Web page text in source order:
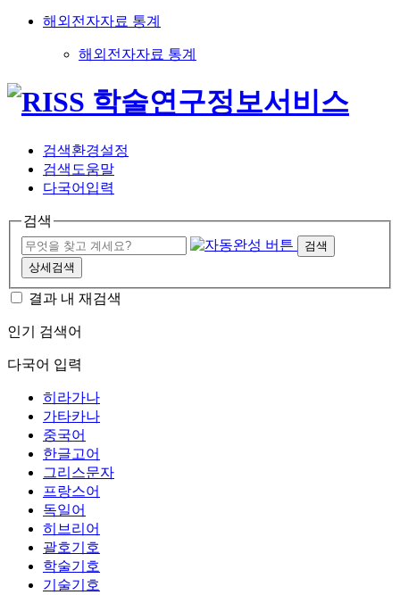
해외전자자료 통계
해외전자자료 통계
검색환경설정
검색도움말
다국어입력
검색
검색
상세검색
결과 내 재검색
인기 검색어
다국어 입력
히라가나
가타카나
중국어
한글고어
그리스문자
프랑스어
독일어
히브리어
괄호기호
학술기호
기술기호